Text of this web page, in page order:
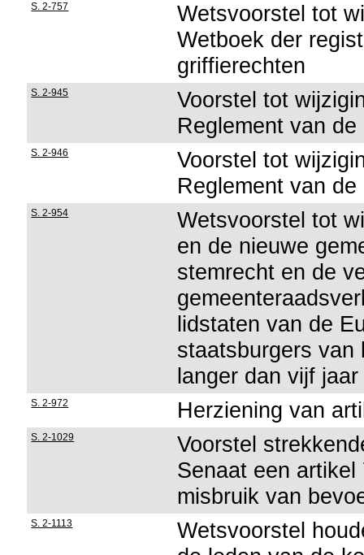
S. 2-757
Wetsvoorstel tot
Wetboek der
griffierechten
S. 2-945
Voorstel tot
Reglement van de
S. 2-946
Voorstel tot
Reglement van de
S. 2-954
Wetsvoorstel tot
en de nieuwe
stemrecht en de
lidstaten van de
staatsburgers van
langer dan vijf
S. 2-972 Herziening van
S. 2-1029
Voorstel
Senaat een
misbruik van
S. 2-1113
Wetsvoorstel